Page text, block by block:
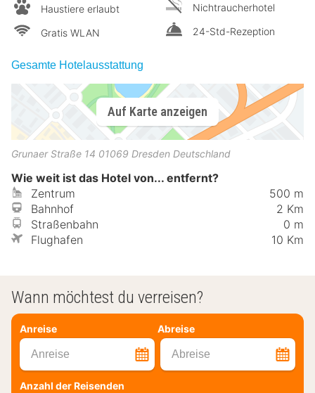
Haustiere erlaubt
Gratis WLAN
Nichtraucherhotel
24-Std-Rezeption
Gesamte Hotelausstattung
Auf Karte anzeigen
Grunaer Straße 14 01069 Dresden Deutschland
Wie weit ist das Hotel von... entfernt?
Zentrum
500 m
Bahnhof
2 Km
Straßenbahn
0 m
Flughafen
10 Km
Wann möchtest du verreisen?
Anreise Abreise
Anreise Abreise
Anzahl der Reisenden